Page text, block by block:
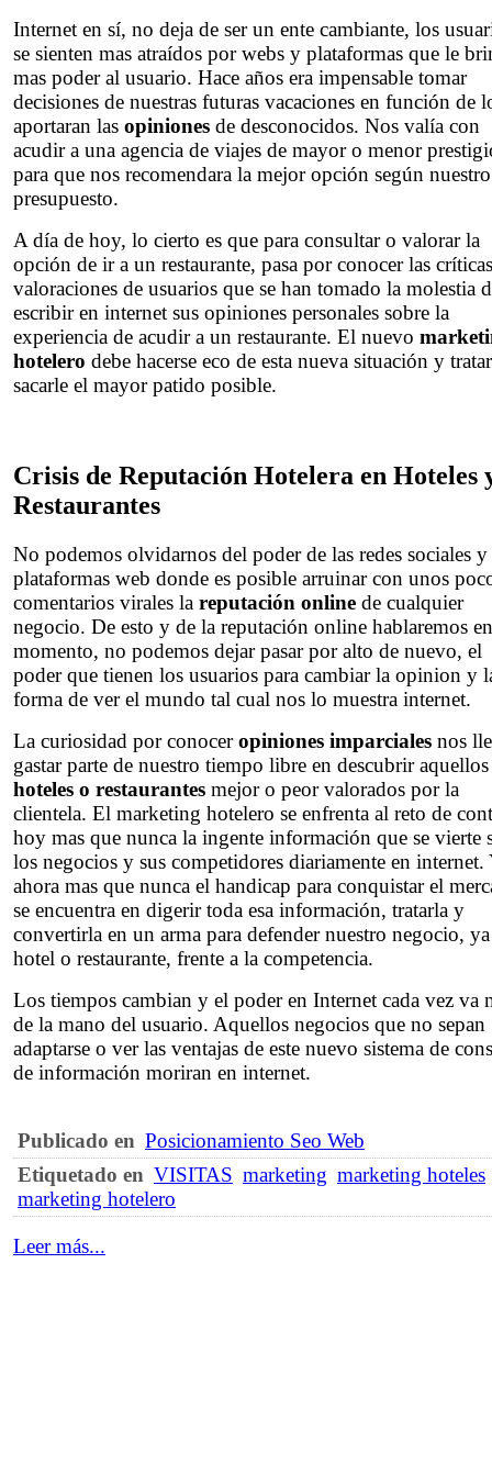
Internet en sí, no deja de ser un ente cambiante, los
se sienten mas atraídos por webs y plataformas que le
mas poder al usuario. Hace años era impensable tomar
decisiones de nuestras futuras vacaciones en función de
aportaran las opiniones de desconocidos. Nos valía con
acudir a una agencia de viajes de mayor o menor
para que nos recomendara la mejor opción según nuestro
presupuesto.
A día de hoy, lo cierto es que para consultar o valorar la
opción de ir a un restaurante, pasa por conocer las
valoraciones de usuarios que se han tomado la molestia
escribir en internet sus opiniones personales sobre la
experiencia de acudir a un restaurante. El nuevo
hotelero debe hacerse eco de esta nueva situación y
sacarle el mayor patido posible.
Crisis de Reputación Hotelera en Hoteles
Restaurantes
No podemos olvidarnos del poder de las redes sociales y
plataformas web donde es posible arruinar con unos
comentarios virales la reputación online de cualquier
negocio. De esto y de la reputación online hablaremos
momento, no podemos dejar pasar por alto de nuevo, el
poder que tienen los usuarios para cambiar la opinion y
forma de ver el mundo tal cual nos lo muestra internet.
La curiosidad por conoceropiniones imparciales nos
gastar parte de nuestro tiempo libre en descubrir aquellos
hoteles o restaurantes mejor o peor valorados por la
clientela. El marketing hotelero se enfrenta al reto de
hoy mas que nunca la ingente información que se vierte
los negocios y sus competidores diariamente en internet.
ahora mas que nunca el handicap para conquistar el
se encuentra en digerir toda esa información, tratarla y
convertirla en un arma para defender nuestro negocio, ya
hotel o restaurante, frente a la competencia.
Los tiempos cambian y el poder en Internet cada vez va
de la mano del usuario. Aquellos negocios que no sepan
adaptarse o ver las ventajas de este nuevo sistema de
de información moriran en internet.
Publicado en Posicionamiento Seo Web
Etiquetado en VISITAS marketing marketing hoteles
marketing hotelero
Leer más...